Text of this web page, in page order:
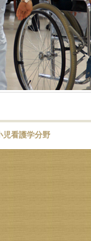
児看護学分野